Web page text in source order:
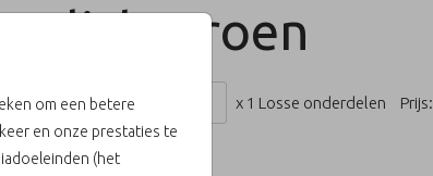
om een betere
en onze prestaties te
(het
lichtgroen
Aantal x 1 Losse onderdelen Prijs: